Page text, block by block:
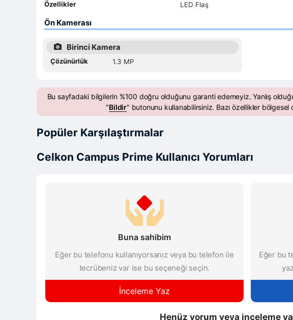
Özellikler LED Flaş
Ön Kamerası
Birinci Kamera
Çözünürlük 1.3 MP
Bu sayfadaki bilgilerin %100 doğru olduğunu garanti edemeyiz. Yanlış
"Bildir" butonunu kullanabilirsiniz. Bazı özellikler
Popüler Karşılaştırmalar
Celkon Campus Prime Kullanıcı Yorumları
Buna sahibim
Eğer bu telefonu kullanıyorsanız veya bu telefon ile
tecrübeniz var ise bu seçeneği seçin.
İnceleme Yaz
Eğer bu
Henüz yorum veya inceleme